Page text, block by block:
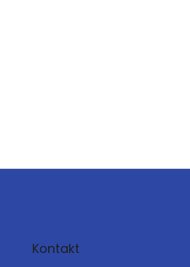
Kontakt